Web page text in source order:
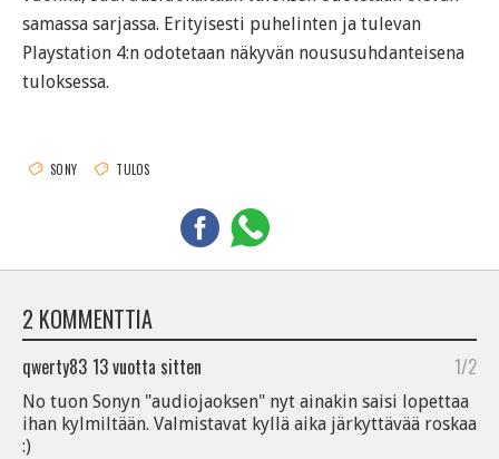
samassa sarjassa. Erityisesti puhelinten ja tulevan
Playstation 4:n odotetaan näkyvän noususuhdanteisena
tuloksessa.
SONY TULOS
2 KOMMENTTIA
qwerty83 13 vuotta sitten 1/2
No tuon Sonyn "audiojaoksen" nyt ainakin saisi lopettaa
ihan kylmiltään. Valmistavat kyllä aika järkyttävää roskaa
:)